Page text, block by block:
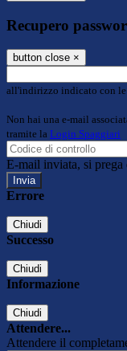
Recupero
button close ×
all'indirizzo indicato con le
Non hai una e-mail
tramite la Login Spaggiari
E-mail inviata, si prega
Errore
Chiudi
Successo
Chiudi
Informazione
Chiudi
Attendere...
Attendere il